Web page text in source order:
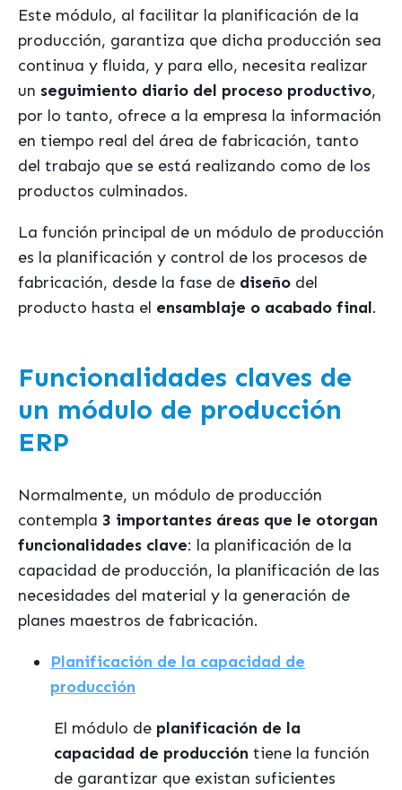
Este módulo, al facilitar la planificación de la
producción, garantiza que dicha producción sea
continua y fluida, y para ello, necesita realizar
un seguimiento diario del proceso productivo,
por lo tanto, ofrece a la empresa la información
en tiempo real del área de fabricación, tanto
del trabajo que se está realizando como de los
productos culminados.
La función principal de un módulo de producción
es la planificación y control de los procesos de
fabricación, desde la fase de diseño del
producto hasta el ensamblaje o acabado final.
Funcionalidades claves de
un módulo de producción
ERP
Normalmente, un módulo de producción
contempla 3 importantes áreas que le otorgan
funcionalidades clave: la planificación de la
capacidad de producción, la planificación de las
necesidades del material y la generación de
planes maestros de fabricación.
Planificación de la capacidad de
producción
El módulo de planificación de la
capacidad de producción tiene la función
de garantizar que existan suficientes